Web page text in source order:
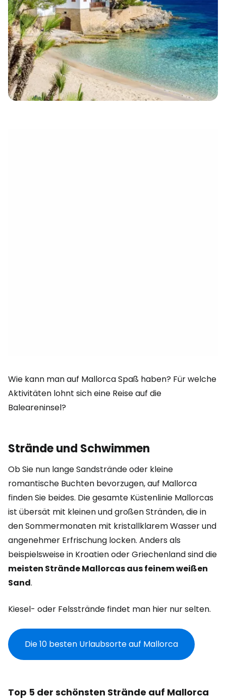
Wie kann man auf Mallorca Spaß haben? Für welche
Aktivitäten lohnt sich eine Reise auf die
Baleareninsel?
Strände und Schwimmen
Ob Sie nun lange Sandstrände oder kleine
romantische Buchten bevorzugen, auf Mallorca
finden Sie beides. Die gesamte Küstenlinie Mallorcas
ist übersät mit kleinen und großen Stränden, die in
den Sommermonaten mit kristallklarem Wasser und
angenehmer Erfrischung locken. Anders als
beispielsweise in Kroatien oder Griechenland sind die
meisten Strände Mallorcas aus feinem weißen
Sand.
Kiesel- oder Felsstrände findet man hier nur selten.
Die 10 besten Urlaubsorte auf Mallorca
Top 5 der schönsten Strände auf Mallorca